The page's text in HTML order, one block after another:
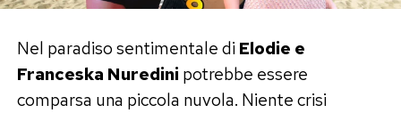
Nel paradiso sentimentale diElodie e
Franceska Nuredini potrebbe essere
comparsa una piccola nuvola. Niente crisi